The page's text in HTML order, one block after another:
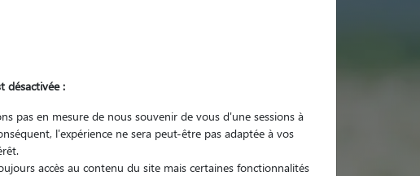
Pour quel animal ?
désactivée :
pas en mesure de nous souvenir de vous d'une sessions à
l'expérience ne sera peut-être pas adaptée à vos
accès au contenu du site mais certaines fonctionnalités